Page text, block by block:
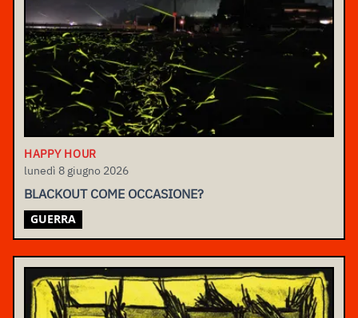
HAPPY HOUR
lunedì 8 giugno 2026
BLACKOUT COME OCCASIONE?
GUERRA